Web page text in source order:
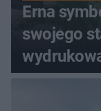
Erna
swojego